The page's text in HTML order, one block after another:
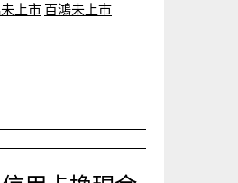
上市 百鴻未上市